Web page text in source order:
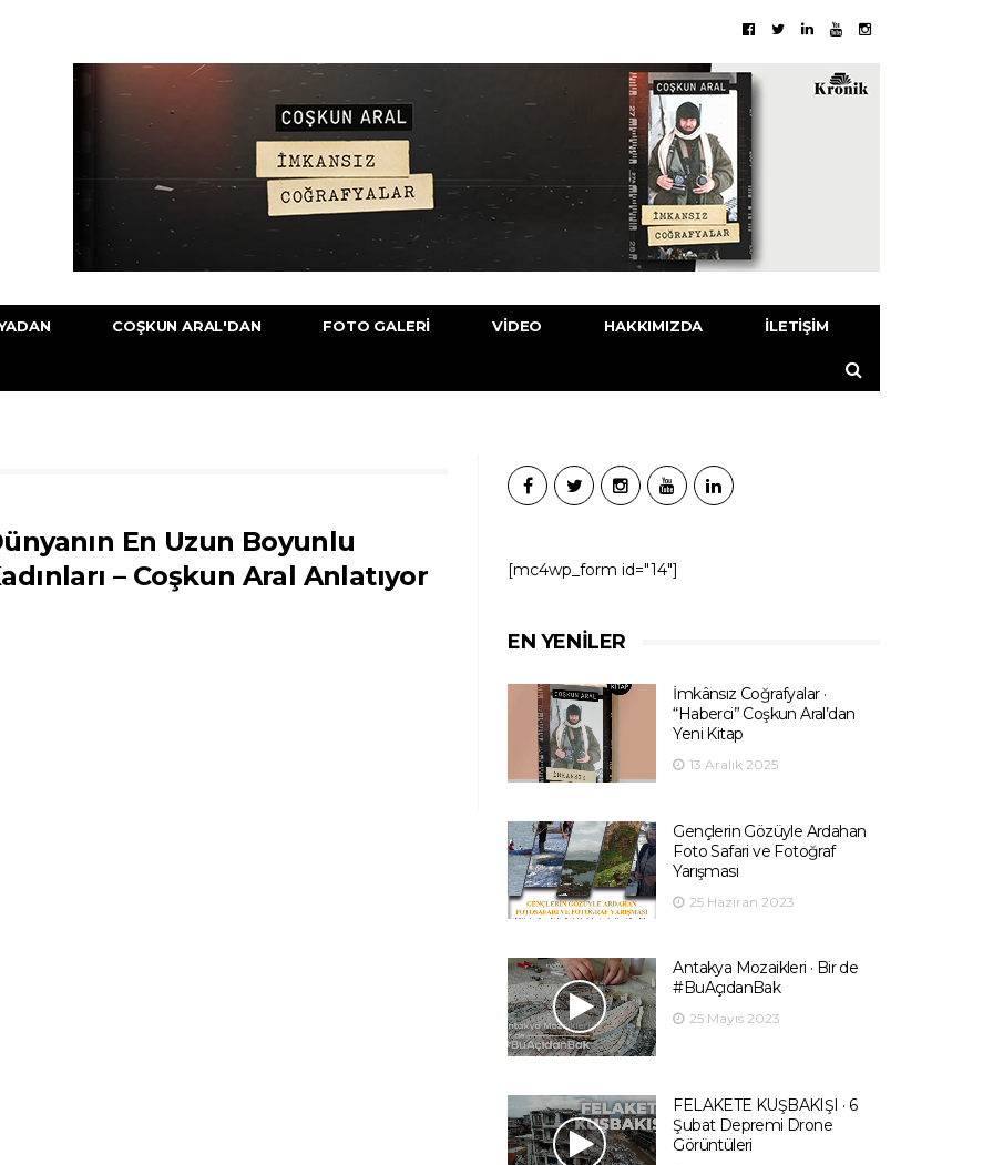
COŞKUN ARAL'DAN FOTO GALERI VIDEO HAKKIMIZDA İLETIŞIM
En Uzun Boyunlu
– Coşkun Aral Anlatıyor
[mc4wp_form id="14"]
EN YENILER
İmkânsız Coğrafyalar ·
“Haberci” Coşkun Aral’dan
Yeni Kitap
13 Aralık 2025
Gençlerin Gözüyle Ardahan
Foto Safari ve Fotoğraf
Yarışması
25 Haziran 2023
Antakya Mozaikleri · Bir de
#BuAçıdanBak
25 Mayıs 2023
FELAKETE KUŞBAKIŞI · 6
Şubat Depremi Drone
Görüntüleri